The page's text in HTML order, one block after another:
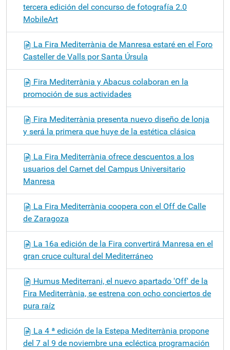
tercera edición del concurso de fotografía 2.0
MobileArt
La Fira Mediterrània de Manresa estaré en el Foro
Casteller de Valls por Santa Úrsula
Fira Mediterrània y Abacus colaboran en la
promoción de sus actividades
Fira Mediterrània presenta nuevo diseño de lonja
y será la primera que huye de la estética clásica
La Fira Mediterrània ofrece descuentos a los
usuarios del Carnet del Campus Universitario
Manresa
La Fira Mediterrània coopera con el Off de Calle
de Zaragoza
La 16a edición de la Fira convertirá Manresa en el
gran cruce cultural del Mediterráneo
Humus Mediterrani, el nuevo apartado 'Off' de la
Fira Mediterrània, se estrena con ocho conciertos de
pura raíz
La 4 ª edición de la Estepa Mediterrània propone
del 7 al 9 de noviembre una ecléctica programación